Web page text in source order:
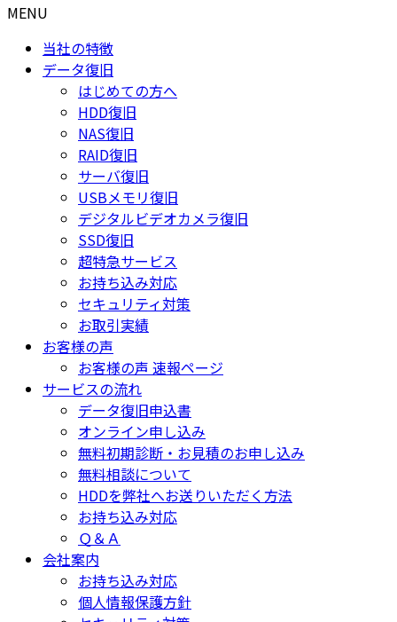
MENU
当社の特徴
データ復旧
はじめての方へ
HDD復旧
NAS復旧
RAID復旧
サーバ復旧
USBメモリ復旧
デジタルビデオカメラ復旧
SSD復旧
超特急サービス
お持ち込み対応
セキュリティ対策
お取引実績
お客様の声
お客様の声 速報ページ
サービスの流れ
データ復旧申込書
オンライン申し込み
無料初期診断・お見積のお申し込み
無料相談について
HDDを弊社へお送りいただく方法
お持ち込み対応
Ｑ＆Ａ
会社案内
お持ち込み対応
個人情報保護方針